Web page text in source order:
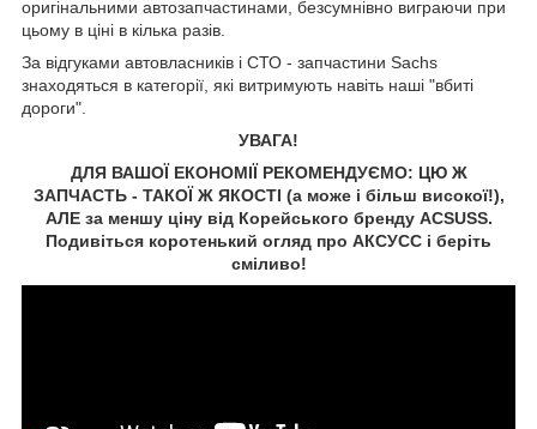
оригінальними автозапчастинами, безсумнівно виграючи при
цьому в ціні в кілька разів.
За відгуками автовласників і СТО - запчастини Sachs
знаходяться в категорії, які витримують навіть наші "вбиті
дороги".
УВАГА!
ДЛЯ ВАШОЇ ЕКОНОМІЇ РЕКОМЕНДУЄМО: ЦЮ Ж
ЗАПЧАСТЬ - ТАКОЇ Ж ЯКОСТІ (а може і більш високої!),
АЛЕ за меншу ціну від Корейського бренду ACSUSS.
Подивіться коротенький огляд про АКСУСС і беріть
сміливо!